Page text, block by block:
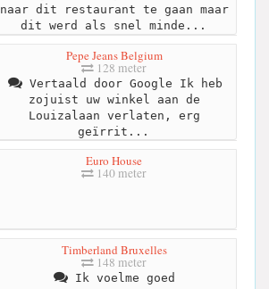
naar dit restaurant te gaan maar
dit werd als snel minde...
Pepe Jeans Belgium
128 meter
Vertaald door Google Ik heb
zojuist uw winkel aan de
Louizalaan verlaten, erg
geïrrit...
Euro House
140 meter
Timberland Bruxelles
148 meter
Ik voelme goed